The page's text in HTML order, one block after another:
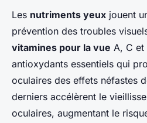
Les nutriments yeux jouent
prévention des troubles
vitamines pour la vue A, C et
antioxydants essentiels qui
oculaires des effets néfastes
derniers accélèrent le
oculaires, augmentant le